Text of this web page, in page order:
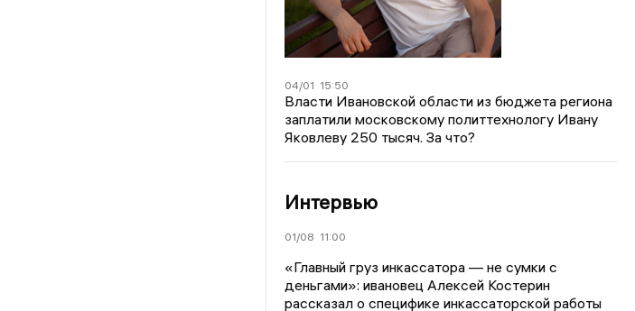
04/01 15:50
Власти Ивановской области из бюджета региона
заплатили московскому политтехнологу Ивану
Яковлеву 250 тысяч. За что?
Интервью
01/08 11:00
«Главный груз инкассатора — не сумки с
деньгами»: ивановец Алексей Костерин
рассказал о специфике инкассаторской работы